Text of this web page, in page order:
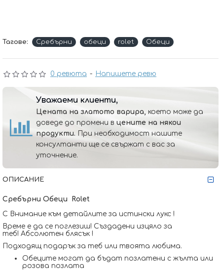
0 ревюта - Напишете ревю
Тагове: Сребърни обеци rolet Обеци
Уважаеми клиенти,
Цената на златото варира, което може да
доведе до промени в цените на някои
продукти. При необходимост нашите
консултанти ще се свържат с вас за
уточнение.
ОПИСАНИЕ
Сребърни Обеци
Rolet
С Внимание към детайлите за истински лукс !
Време е да се поглезиш! Създадени изцяло за
теб! Абсолютен блясък !
Подходящ подарък за теб или твоята любима.
Обеците могат да бъдат позлатени с жълта или
розова позлата